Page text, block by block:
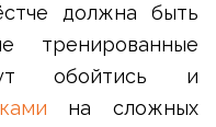
должна быть
тренированные
обойтись и
на сложных